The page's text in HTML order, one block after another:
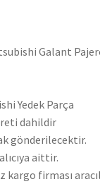
Galant
Yedek Parça
dahildir
gönderilecektir.
aittir.
firması